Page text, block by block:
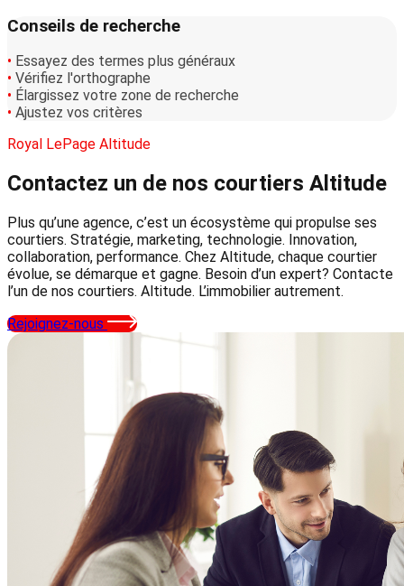
Conseils de recherche
• Essayez des termes plus généraux
• Vérifiez l'orthographe
• Élargissez votre zone de recherche
• Ajustez vos critères
Royal LePage Altitude
Contactez un de nos courtiers Altitude
Plus qu’une agence, c’est un écosystème qui propulse ses
courtiers. Stratégie, marketing, technologie. Innovation,
collaboration, performance. Chez Altitude, chaque courtier
évolue, se démarque et gagne. Besoin d’un expert? Contacte
l’un de nos courtiers. Altitude. L’immobilier autrement.
Rejoignez-nous